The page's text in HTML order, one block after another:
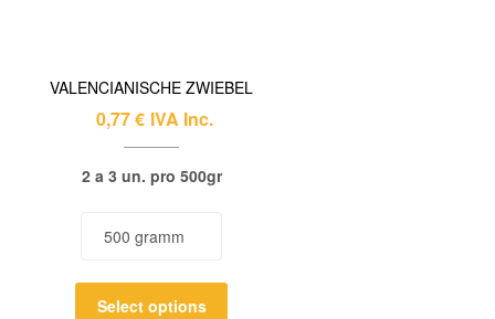
VALENCIANISCHE ZWIEBEL
0,77€ IVA Inc.
2 a 3 un. pro 500gr
Select options